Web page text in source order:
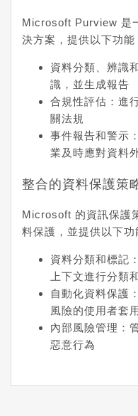
Microsoft Purview 是
決方案，提供以下功能
資料分類、辨識
識，並生成報告
合規性評估 ：進
關法規
事件報告和警示
業及時應對資料
整合的資料保護策
Microsoft 的資訊保護
料保護，並提供以下功
資料分類和標記
上下文進行分類
自動化資料保護
風險的使用者套
內部風險管理 ：
惡意行為